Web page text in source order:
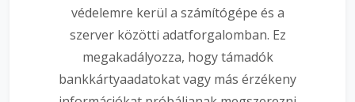
védelemre kerül a számítógépe és a
szerver közötti adatforgalomban. Ez
megakadályozza, hogy támadók
bankkártyaadatokat vagy más érzékeny